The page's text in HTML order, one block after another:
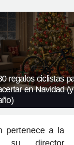
regalos ciclistas
en Navidad
pertenece a la